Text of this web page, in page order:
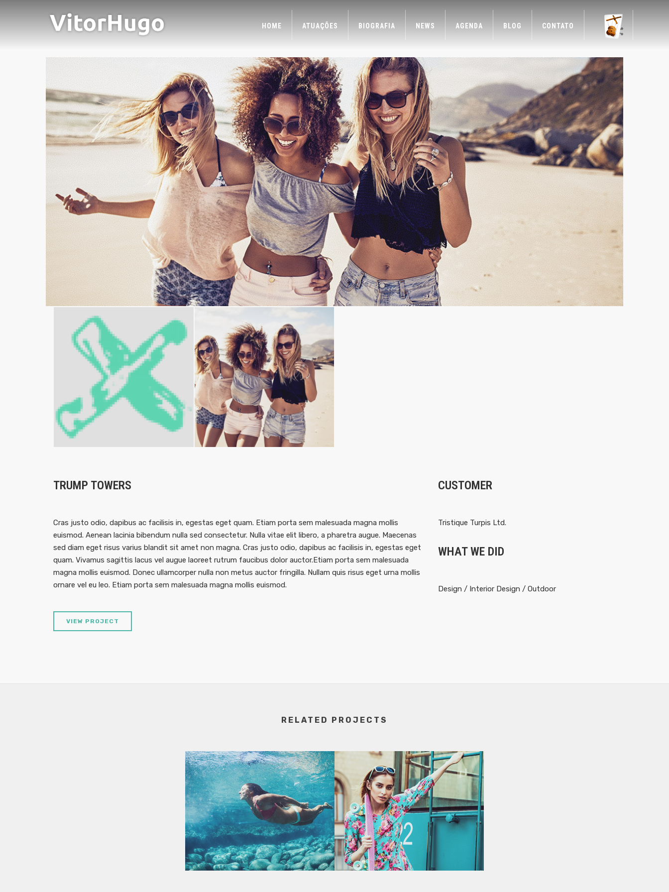
HOME ATUAÇÕES BIOGRAFIA NEWS AGENDA BLOG CONTATO
TRUMP TOWERS
Cras justo odio, dapibus ac facilisis in, egestas eget quam. Etiam porta sem malesuada magna mollis
euismod. Aenean lacinia bibendum nulla sed consectetur. Nulla vitae elit libero, a pharetra augue. Maecenas
sed diam eget risus varius blandit sit amet non magna. Cras justo odio, dapibus ac facilisis in, egestas eget
quam. Vivamus sagittis lacus vel augue laoreet rutrum faucibus dolor auctor.Etiam porta sem malesuada
magna mollis euismod. Donec ullamcorper nulla non metus auctor fringilla. Nullam quis risus eget urna mollis
ornare vel eu leo. Etiam porta sem malesuada magna mollis euismod.
VIEW PROJECT
CUSTOMER
Tristique Turpis Ltd.
WHAT WE DID
Design / Interior Design / Outdoor
RELATED PROJECTS